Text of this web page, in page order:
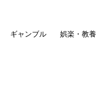
ギャンブル 娯楽・教養